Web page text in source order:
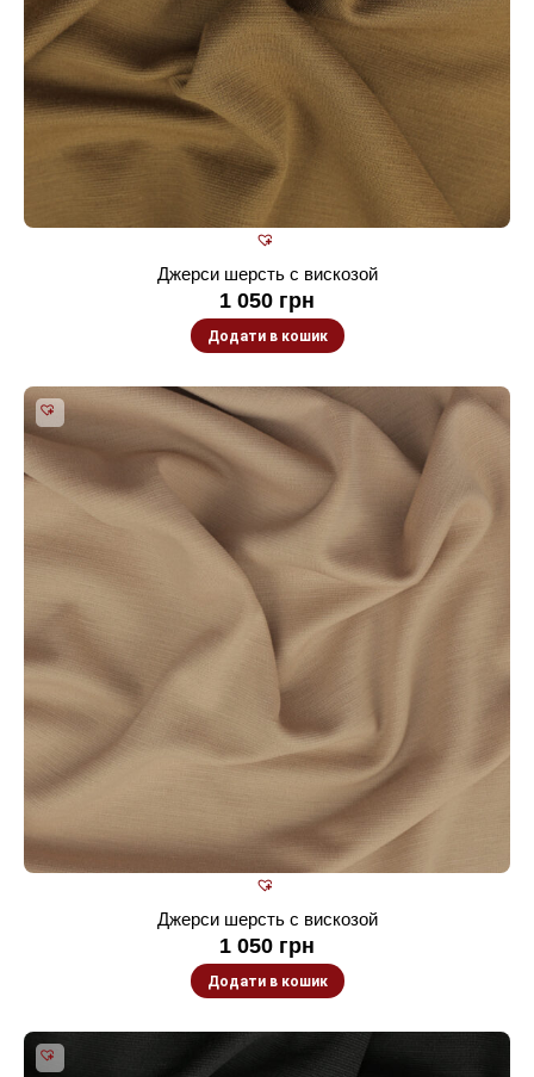
Джерси шерсть с вискозой
1 050 грн
Додати в кошик
Джерси шерсть с вискозой
1 050 грн
Додати в кошик